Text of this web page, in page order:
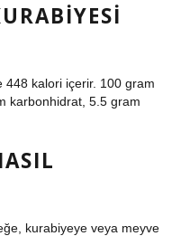
448 kalori içerir. 100 gram
karbonhidrat, 5.5 gram
kurabiyeye veya meyve